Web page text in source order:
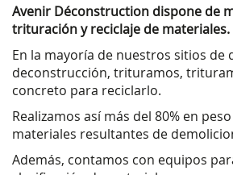
Avenir Déconstruction dispone de
trituración y reciclaje de materiales.
En la mayoría de nuestros sitios de
deconstrucción, trituramos,
concreto para reciclarlo.
Realizamos así más del 80% en
materiales resultantes de
Además, contamos con equipos